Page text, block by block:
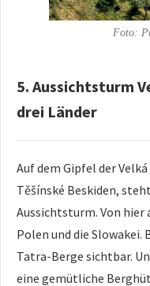
Foto:
5. Aussichtsturm
drei Länder
Auf dem Gipfel der
Těšínské Beskiden,
Aussichtsturm. Von hier
Polen und die Slowakei.
Tatra-Berge sichtbar.
eine gemütliche